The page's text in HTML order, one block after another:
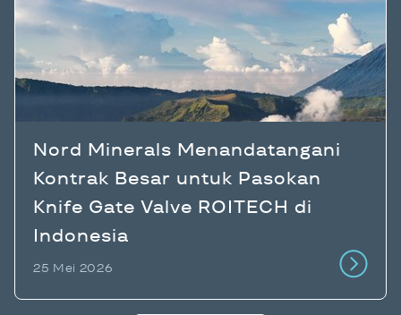
Nord Minerals Menandatangani
Kontrak Besar untuk Pasokan
Knife Gate Valve ROITECH di
Indonesia
25 Mei 2026